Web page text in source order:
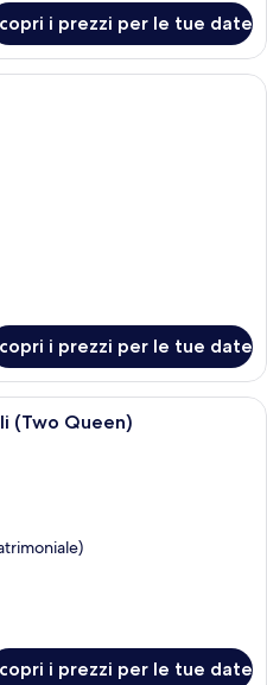
i prezzi per le tue date
Una camera d'albergo moderna
i prezzi per le tue date
Una moderna camera d'albergo
(Two Queen)
i prezzi per le tue date